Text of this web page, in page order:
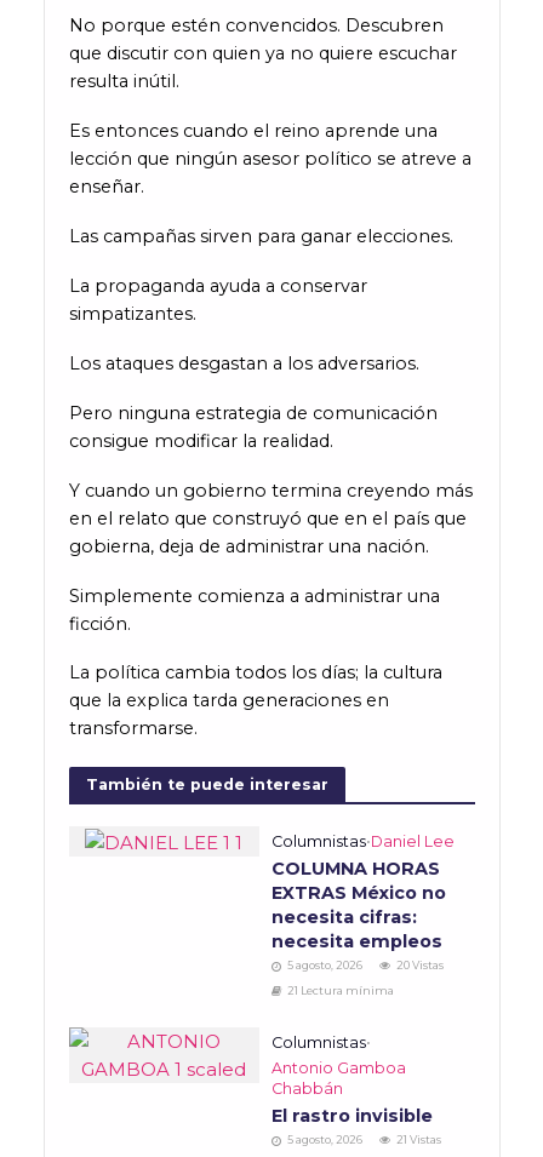
No porque estén convencidos. Descubren
que discutir con quien ya no quiere escuchar
resulta inútil.
Es entonces cuando el reino aprende una
lección que ningún asesor político se atreve a
enseñar.
Las campañas sirven para ganar elecciones.
La propaganda ayuda a conservar
simpatizantes.
Los ataques desgastan a los adversarios.
Pero ninguna estrategia de comunicación
consigue modificar la realidad.
Y cuando un gobierno termina creyendo más
en el relato que construyó que en el país que
gobierna, deja de administrar una nación.
Simplemente comienza a administrar una
ficción.
La política cambia todos los días; la cultura
que la explica tarda generaciones en
transformarse.
También te puede interesar
Columnistas•Daniel Lee
COLUMNA HORAS
EXTRAS México no
necesita cifras:
necesita empleos
5 agosto, 2026
20 Vistas
21 Lectura mínima
Columnistas•
Antonio Gamboa
Chabbán
El rastro invisible
5 agosto, 2026
21 Vistas